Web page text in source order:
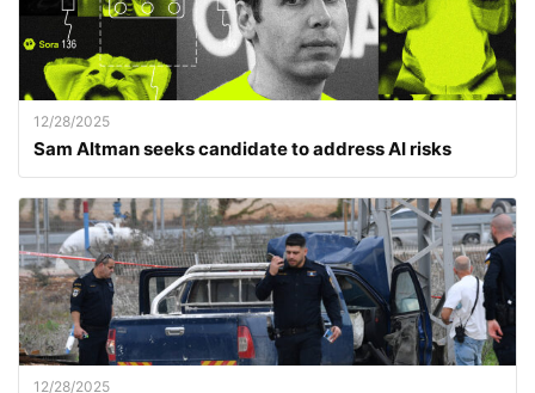
12/28/2025
Sam Altman seeks candidate to address AI risks
12/28/2025